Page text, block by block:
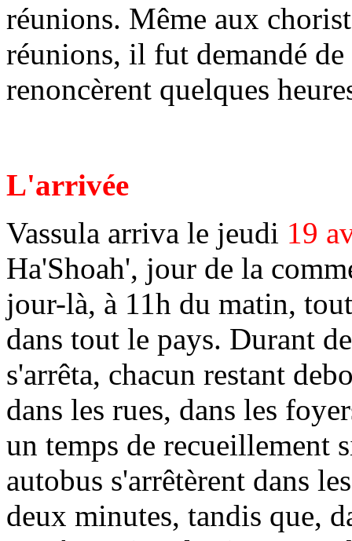
réunions. Même aux
réunions, il fut demandé
renoncèrent quelques
L'arrivée
Vassula arriva le jeudi 19
Ha'Shoah', jour de la
jour-là, à 11h du matin,
dans tout le pays. Durant
s'arrêta, chacun restant
dans les rues, dans les
un temps de recueillement
autobus s'arrêtèrent dans
deux minutes, tandis que,